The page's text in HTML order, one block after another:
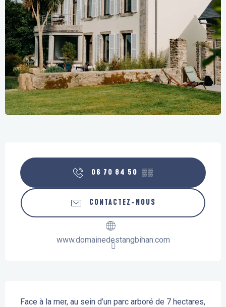
06 70 84 50 ▒▒
CONTACTEZ-NOUS
www.domainedestangbihan.com
Face à la mer, au sein d’un parc arboré de 7 hectares,